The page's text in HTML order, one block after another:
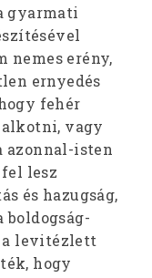
gyarmati
nemes erény,
ernyedés
fehér
vagy
azonnal-isten
lesz
és hazugság,
a levitézlett
hogy